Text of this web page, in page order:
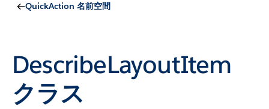
QuickAction 名前空間
DescribeLayoutItem
クラス